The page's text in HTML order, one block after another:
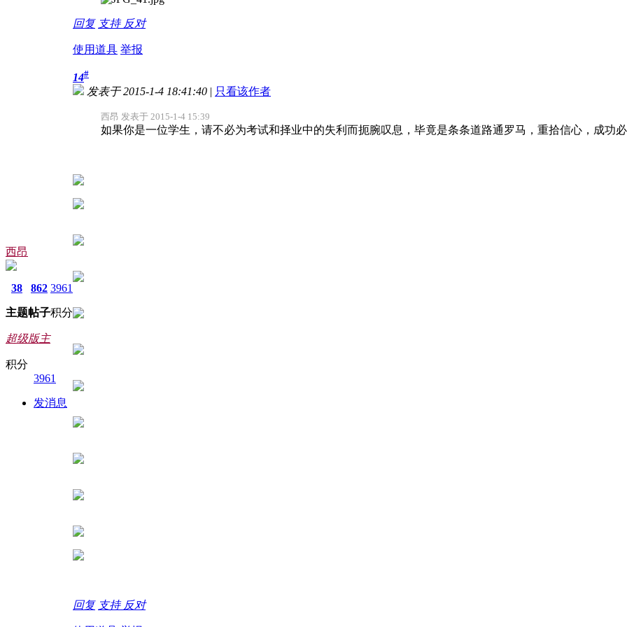
回复 支持 反对
使用道具 举报
西昂
38
主题
862
帖子
3961
积分
超级版主
积分
3961
发消息
14#
发表于 2015-1-4 18:41:40 | 只看该作者
西昂 发表于 2015-1-4 15:39
如果你是一位学生，请不必为考试和择业中的失利而扼腕叹息，毕竟是条条道路通罗马，重拾信心，成功
回复 支持 反对